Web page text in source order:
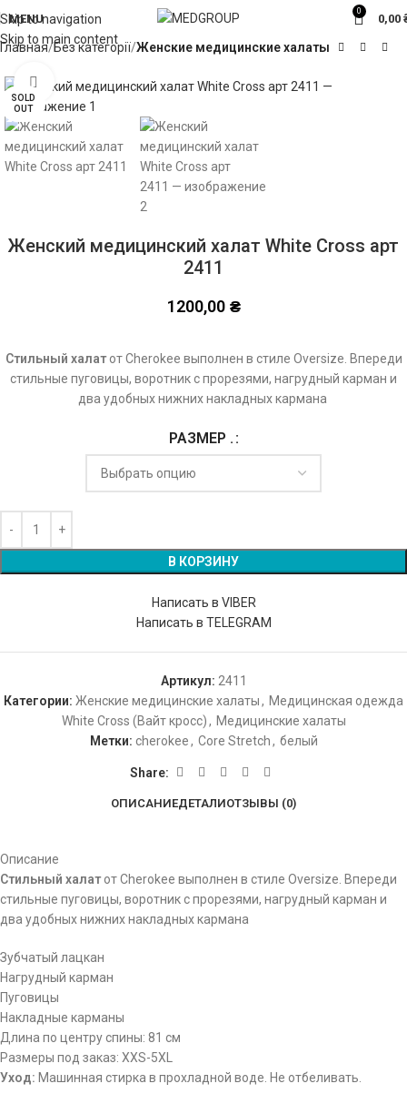
Skip to navigation
Skip to main content
MENU
0
0,00
Главная Без категорії Женские медицинские халаты
SOLD
OUT
Click to enlarge
Женский медицинский халат White Cross арт
2411
1200,00 ₴
Стильный халатот Cherokee выполнен в стиле Oversize. Впереди
стильные пуговицы, воротник с прорезями, нагрудный карман и
два удобных нижних накладных кармана
РАЗМЕР .
В КОРЗИНУ
Написать в VIBER
Написать в TELEGRAM
Артикул: 2411
Категории: Женские медицинские халаты, Медицинская одежда
White Cross (Вайт кросс), Медицинские халаты
Метки: cherokee, Core Stretch, белый
Share:
ОПИСАНИЕДЕТАЛИОТЗЫВЫ (0)
Описание
Стильный халатот Cherokee выполнен в стиле Oversize. Впереди
стильные пуговицы, воротник с прорезями, нагрудный карман и
два удобных нижних накладных кармана
Зубчатый лацкан
Нагрудный карман
Пуговицы
Накладные карманы
Длина по центру спины: 81 см
Размеры под заказ: ХХS-5XL
Уход: Машинная стирка в прохладной воде. Не отбеливать.